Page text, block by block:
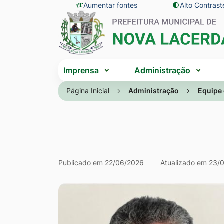
Seção
de
atalhos
e
links
de
acessibilidade
para
o
conteúdo
[alt+1]
Ir
para
Ir
a
Aumentar fontes Alto
Seção
do
menu
menu
Imprensa Administração
Página Inicial Administração Equipe
Colaborador
Publicado em 22/06/2026 Atualizado em 23/